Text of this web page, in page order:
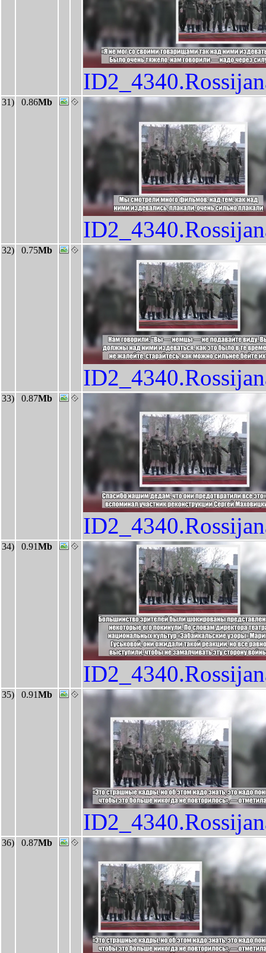
31) 0.86Mb
32) 0.75Mb
33) 0.87Mb
34) 0.91Mb
35) 0.91Mb
36) 0.87Mb